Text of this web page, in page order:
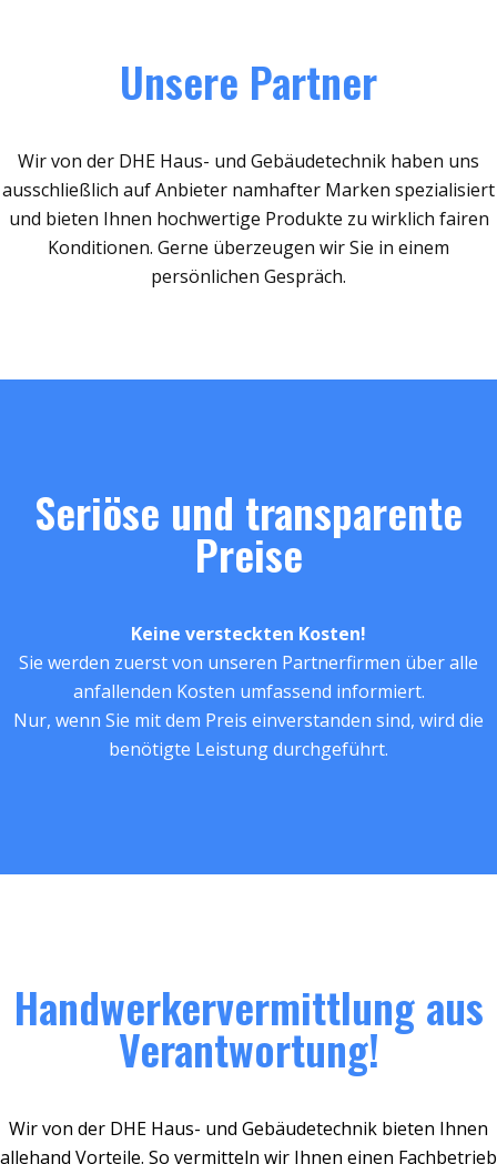
Unsere Partner
Wir von der DHE Haus- und Gebäudetechnik haben uns
ausschließlich auf Anbieter namhafter Marken spezialisiert
und bieten Ihnen hochwertige Produkte zu wirklich fairen
Konditionen. Gerne überzeugen wir Sie in einem
persönlichen Gespräch.
Seriöse und transparente
Preise
Keine versteckten Kosten!
Sie werden zuerst von unseren Partnerfirmen über alle
anfallenden Kosten umfassend informiert.
Nur, wenn Sie mit dem Preis einverstanden sind, wird die
benötigte Leistung durchgeführt.
Handwerkervermittlung aus
Verantwortung!
Wir von der DHE Haus- und Gebäudetechnik bieten Ihnen
allehand Vorteile. So vermitteln wir Ihnen einen Fachbetrieb